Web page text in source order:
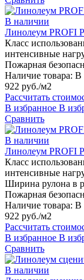
В наличии
Линолеум PROFI
Класс
интенсивные
Пожарная
Наличие товара: В
922 руб./м2
Рассчитать
В избранное В
Сравнить
В наличии
Линолеум PROFI
Класс
интенсивные
Ширина рулона в
Пожарная
Наличие товара: В
922 руб./м2
Рассчитать
В избранное В
Сравнить
В наличии